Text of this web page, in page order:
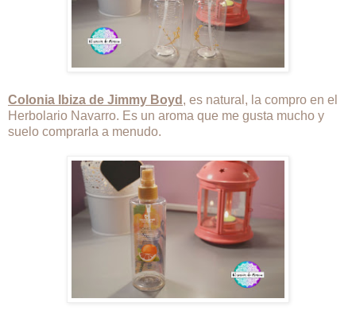
Colonia Ibiza de Jimmy Boyd , es natural, la compro en el
Herbolario Navarro. Es un aroma que me gusta mucho y
suelo comprarla a menudo.